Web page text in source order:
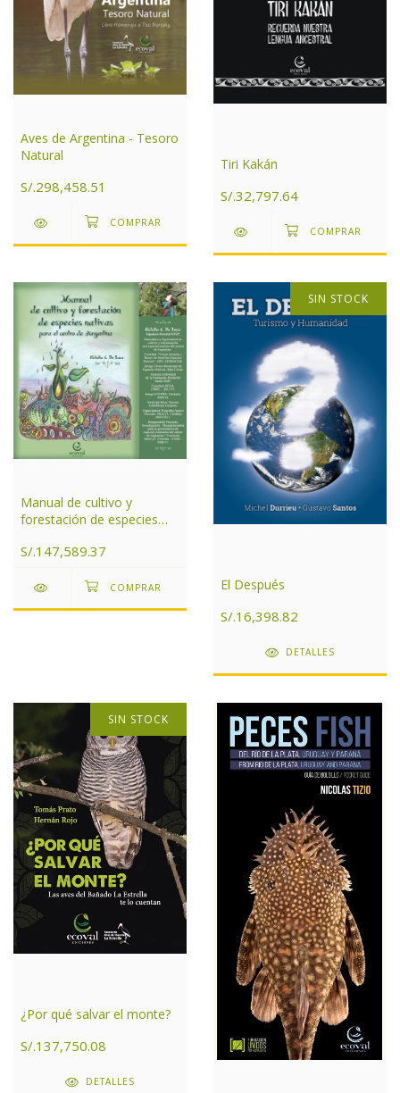
Aves de Argentina - Tesoro
Natural
S/.298,458.51
Tiri Kakán
S/.32,797.64
Manual de cultivo y
forestación de especies
Argentina
S/.147,589.37
SIN STOCK
El Después
S/.16,398.82
DETALLES
SIN STOCK
¿Por qué salvar el monte?
S/.137,750.08
DETALLES